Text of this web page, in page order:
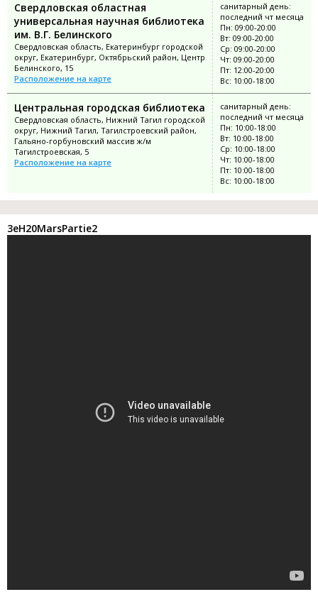
Свердловская областная
универсальная научная библиотека
им. В.Г. Белинского
Свердловская область, Екатеринбург городской
округ, Екатеринбург, Октябрьский район, Центр
Белинского, 15
Расположение на карте
санитарный день:
последний чт месяца
Пн: 09:00-20:00
Вт: 09:00-20:00
Ср: 09:00-20:00
Чт: 09:00-20:00
Пт: 12:00-20:00
Вс: 10:00-18:00
Центральная городская библиотека
Свердловская область, Нижний Тагил городской
округ, Нижний Тагил, Тагилстроевский район,
Гальяно-горбуновский массив ж/м
Тагилстроевская, 5
Расположение на карте
санитарный день:
последний чт месяца
Пн: 10:00-18:00
Вт: 10:00-18:00
Ср: 10:00-18:00
Чт: 10:00-18:00
Пт: 10:00-18:00
Вс: 10:00-18:00
3eH20MarsPartie2